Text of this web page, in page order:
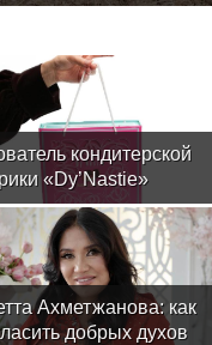
кондитерской
«Dy’Nastie»
Хачинян: как
добавки в
реально
а какие -
Ахметжанова: как
добрых духов